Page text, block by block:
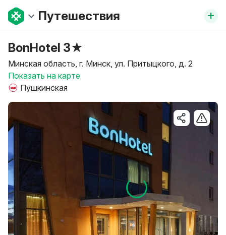
Путешествия +
BonHotel 3★
Минская область, г. Минск, ул. Притыцкого, д. 2
Показать на карте
Пушкинская